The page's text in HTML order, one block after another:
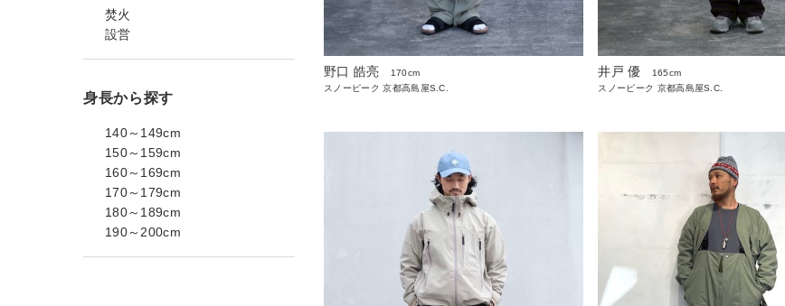
焚火
設営
身長から探す
140～149cm
150～159cm
160～169cm
170～179cm
180～189cm
190～200cm
野口 皓亮
170cm
スノーピーク 京都高島屋S.C.
井戸 優
165cm
スノーピーク 京都高島屋S.C.